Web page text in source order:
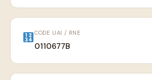
CODE UAI / RNE
0110677B